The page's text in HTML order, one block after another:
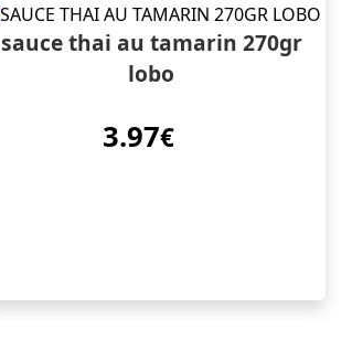
sauce thai au tamarin 270gr
lobo
3.97€